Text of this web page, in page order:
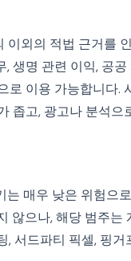
이외의 적법 근거를
생명 관련 이익, 공
이용 가능합니다.
좁고, 광고나 분석으
매우 낮은 위험으
않으나, 해당 범주는
, 서드파티 픽셀, 핑